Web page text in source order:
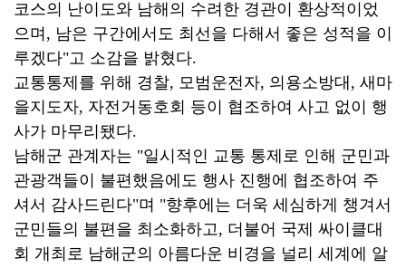
코스의 난이도와 남해의 수려한 경관이 환상적이었
으며, 남은 구간에서도 최선을 다해서 좋은 성적을 이
루겠다"고 소감을 밝혔다.
교통통제를 위해 경찰, 모범운전자, 의용소방대, 새마
을지도자, 자전거동호회 등이 협조하여 사고 없이 행
사가 마무리됐다.
남해군 관계자는 "일시적인 교통 통제로 인해 군민과
관광객들이 불편했음에도 행사 진행에 협조하여 주
셔서 감사드린다"며 "향후에는 더욱 세심하게 챙겨서
군민들의 불편을 최소화하고, 더불어 국제 싸이클대
회 개최로 남해군의 아름다운 비경을 널리 세계에 알